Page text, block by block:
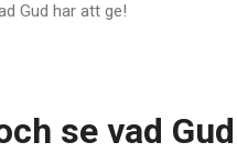
Gud har att ge!
se vad